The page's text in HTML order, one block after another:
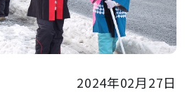
2024年02月27日